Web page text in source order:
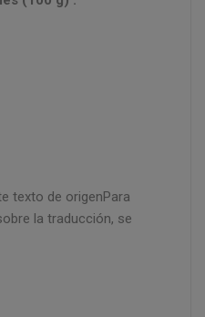
texto de origenPara
la traducción, se